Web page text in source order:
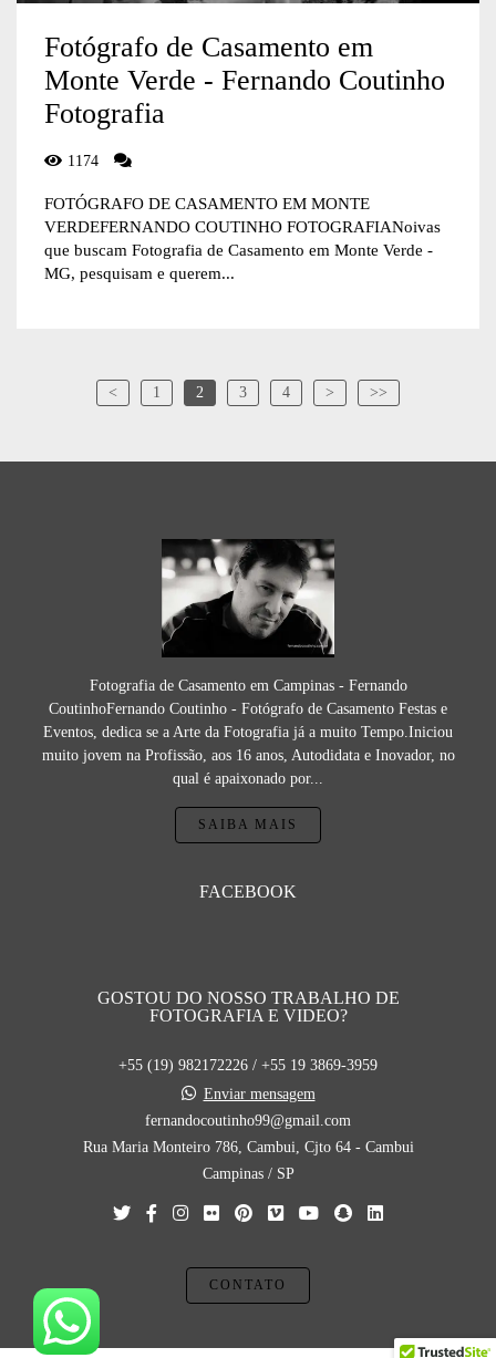
Fotógrafo de Casamento em
Monte Verde - Fernando Coutinho
Fotografia
1174
FOTÓGRAFO DE CASAMENTO EM MONTE
VERDEFERNANDO COUTINHO FOTOGRAFIANoivas
que buscam Fotografia de Casamento em Monte Verde -
MG, pesquisam e querem...
< 1 2 3 4 > >>
Fotografia de Casamento em Campinas - Fernando
CoutinhoFernando Coutinho - Fotógrafo de Casamento Festas e
Eventos, dedica se a Arte da Fotografia já a muito Tempo.Iniciou
muito jovem na Profissão, aos 16 anos, Autodidata e Inovador, no
qual é apaixonado por...
SAIBA MAIS
FACEBOOK
GOSTOU DO NOSSO TRABALHO DE
FOTOGRAFIA E VIDEO?
+55 (19) 982172226 / +55 19 3869-3959
Enviar mensagem
fernandocoutinho99@gmail.com
Rua Maria Monteiro 786, Cambui, Cjto 64 - Cambui
Campinas / SP
CONTATO